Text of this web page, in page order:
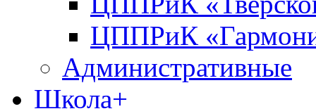
ЦППРиК
Административные
Школа+